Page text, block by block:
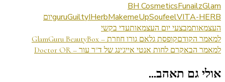
BH CosmeticsFunailzGlam
guruGuiltyIHerbMakemeUpSoufeelVITA-HERB
יום
העצמאותמבצעי יום העצמאותעדי בקשי
ניווט
בפוסטים
למאמר הקודםקופסת גלאם גורו חוזרת – GlamGuru BeautyBox
למאמר הבאקרם לחות אנטי אייג'ינג של ד"ר עור – Doctor OR
אולי גם תאהב...